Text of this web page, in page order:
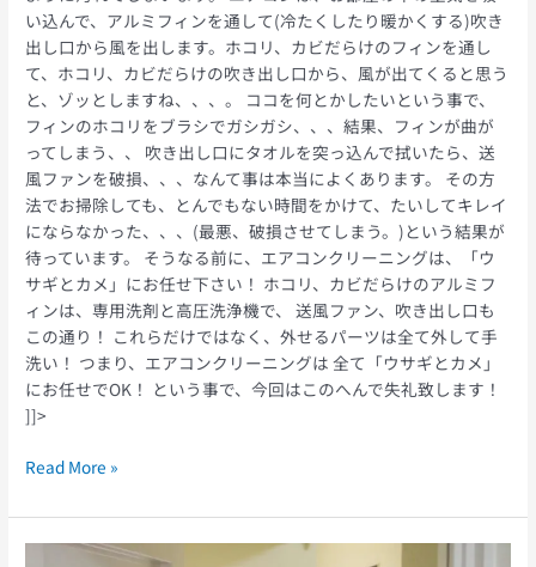
い込んで、アルミフィンを通して(冷たくしたり暖かくする)吹き
出し口から風を出します。ホコリ、カビだらけのフィンを通し
て、ホコリ、カビだらけの吹き出し口から、風が出てくると思う
と、ゾッとしますね、、、。 ココを何とかしたいという事で、
フィンのホコリをブラシでガシガシ、、、結果、フィンが曲が
ってしまう、、 吹き出し口にタオルを突っ込んで拭いたら、送
風ファンを破損、、、なんて事は本当によくあります。 その方
法でお掃除しても、とんでもない時間をかけて、たいしてキレイ
にならなかった、、、(最悪、破損させてしまう。)という結果が
待っています。 そうなる前に、エアコンクリーニングは、「ウ
サギとカメ」にお任せ下さい！ ホコリ、カビだらけのアルミフ
ィンは、専用洗剤と高圧洗浄機で、 送風ファン、吹き出し口も
この通り！ これらだけではなく、外せるパーツは全て外して手
洗い！ つまり、エアコンクリーニングは 全て「ウサギとカメ」
にお任せでOK！ という事で、今回はこのへんで失礼致します！
]]>
Read More »